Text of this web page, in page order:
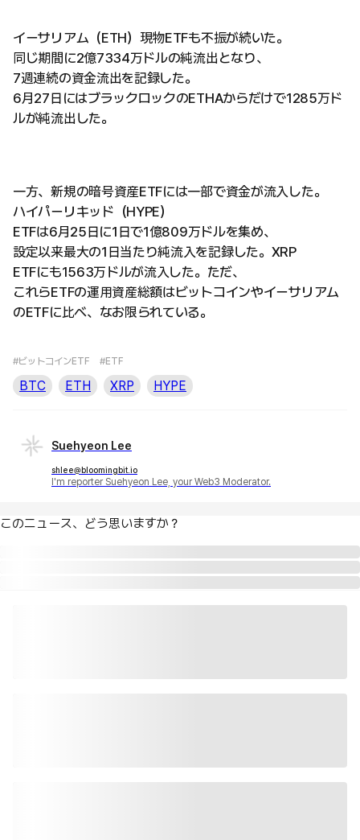
イーサリアム（ETH）現物ETFも不振が続いた。
同じ期間に2億7334万ドルの純流出となり、
7週連続の資金流出を記録した。
6月27日にはブラックロックのETHAからだけで1285万ド
ルが純流出した。
一方、新規の暗号資産ETFには一部で資金が流入した。
ハイパーリキッド（HYPE）
ETFは6月25日に1日で1億809万ドルを集め、
設定以来最大の1日当たり純流入を記録した。XRP
ETFにも1563万ドルが流入した。ただ、
これらETFの運用資産総額はビットコインやイーサリアム
のETFに比べ、なお限られている。
#ビットコインETF #ETF
BTC ETH XRP HYPE
Suehyeon Lee
shlee@bloomingbit.io
I'm reporter Suehyeon Lee, your Web3 Moderator.
このニュース、どう思いますか？